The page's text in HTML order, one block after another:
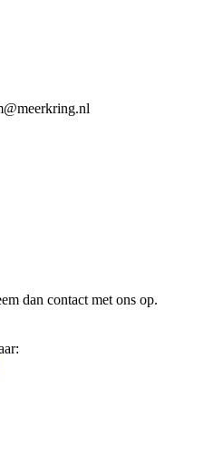
dan contact met ons op.